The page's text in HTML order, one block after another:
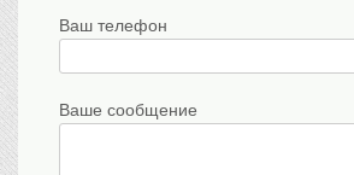
Ваш телефон
Ваше сообщение